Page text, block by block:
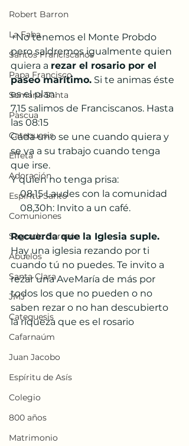
Robert Barron
La Faba
Santos Franciscanos
Papa Francisco
Semana Santa
Pascua
Catequesis
Effetá
Adoración
Espíritu Santo
Comuniones
Sagrado Corazón
Abuelos
Santa Clara
JMJ
Catequesis
Cafarnaúm
Juan Jacobo
Espíritu de Asís
Colegio
800 años
Matrimonio
+No tenemos el Monte Probdo
pero saldremos igualmente quien
quiera a rezar el rosario por el
paseo marítimo. Si te animas éste
es el plan:
7,15 salimos de Franciscanos. Hasta
las 08:15
Cada uno se une cuando quiera y
se va a su trabajo cuando tenga
que irse.
Y quien no tenga prisa:
    08,15 Laudes con la comunidad
    08,30h: Invito a un café.
Recuerda que la Iglesia suple.
Hay una iglesia rezando por ti
cuando tú no puedes. Te invito a
rezar una AveMaría de más por
todos los que no pueden o no
saben rezar o no han descubierto
la riqueza que es el rosario